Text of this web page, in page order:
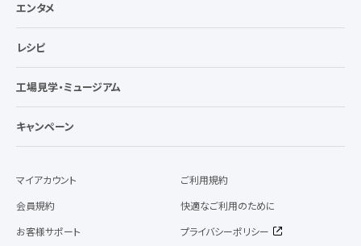
エンタメ
レシピ
工場見学・ミュージアム
キャンペーン
マイアカウント
会員規約
お客様サポート
ご利用規約
快適なご利用のために
プライバシーポリシー